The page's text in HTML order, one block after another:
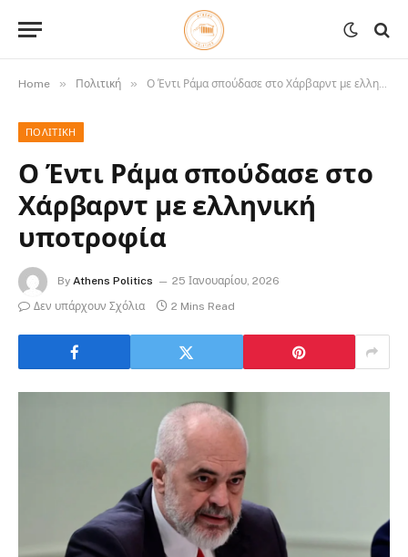
Home » Πολιτική » Ο Έντι Ράμα σπούδασε στο Χάρβαρντ με ελληνική υποτροφία
ΠΟΛΙΤΙΚΉ
Ο Έντι Ράμα σπούδασε στο
Χάρβαρντ με ελληνική
υποτροφία
By Athens Politics
25 Ιανουαρίου, 2026
Δεν υπάρχουν Σχόλια
2 Mins Read